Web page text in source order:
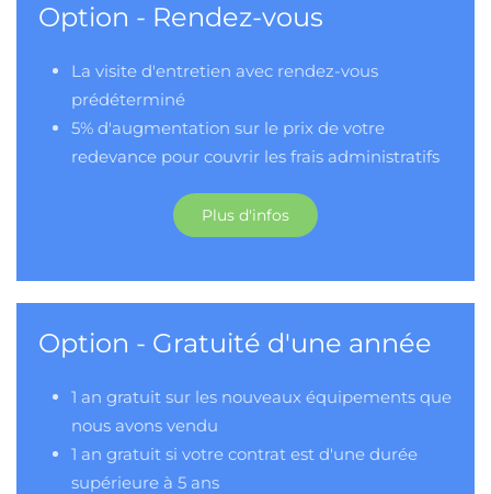
Option - Rendez-vous
La visite d'entretien avec rendez-vous
prédéterminé
5% d'augmentation sur le prix de votre
redevance pour couvrir les frais administratifs
Plus d'infos
Option - Gratuité d'une année
1 an gratuit sur les nouveaux équipements que
nous avons vendu
1 an gratuit si votre contrat est d'une durée
supérieure à 5 ans